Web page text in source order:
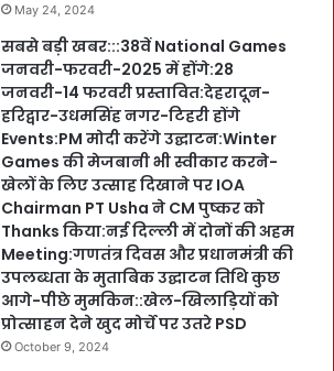
May 24, 2024
सबसे बड़ी खबर:::38वें National Games
जनवरी-फरवरी-2025 में होंगे:28
जनवरी-14 फरवरी प्रस्तावित:देहरादून-
हरिद्वार-उधमसिंह नगर-टिहरी होंगे
Events:PM मोदी करेंगे उद्घाटन:Winter
Games की मेजबानी भी स्वीकार करने-
खेलों के लिए उत्साह दिखाने पर IOA
Chairman PT Usha ने CM पुष्कर को
Thanks किया:नई दिल्ली में दोनों की अहम
Meeting:गणतंत्र दिवस और प्रधानमंत्री की
उपलब्धता के मुताबिक उद्घाटन तिथि कुछ
आगे-पीछे मुमकिन::खेल-खिलाड़ियों को
प्रोत्साहन देने खुद मोर्चे पर उतरे PSD
October 9, 2024